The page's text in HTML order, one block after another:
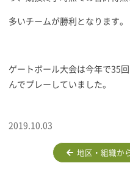
多いチームが勝利となります。
ゲートボール大会は今年で35
んでプレーしていました。
2019.10.03
地区・組織か